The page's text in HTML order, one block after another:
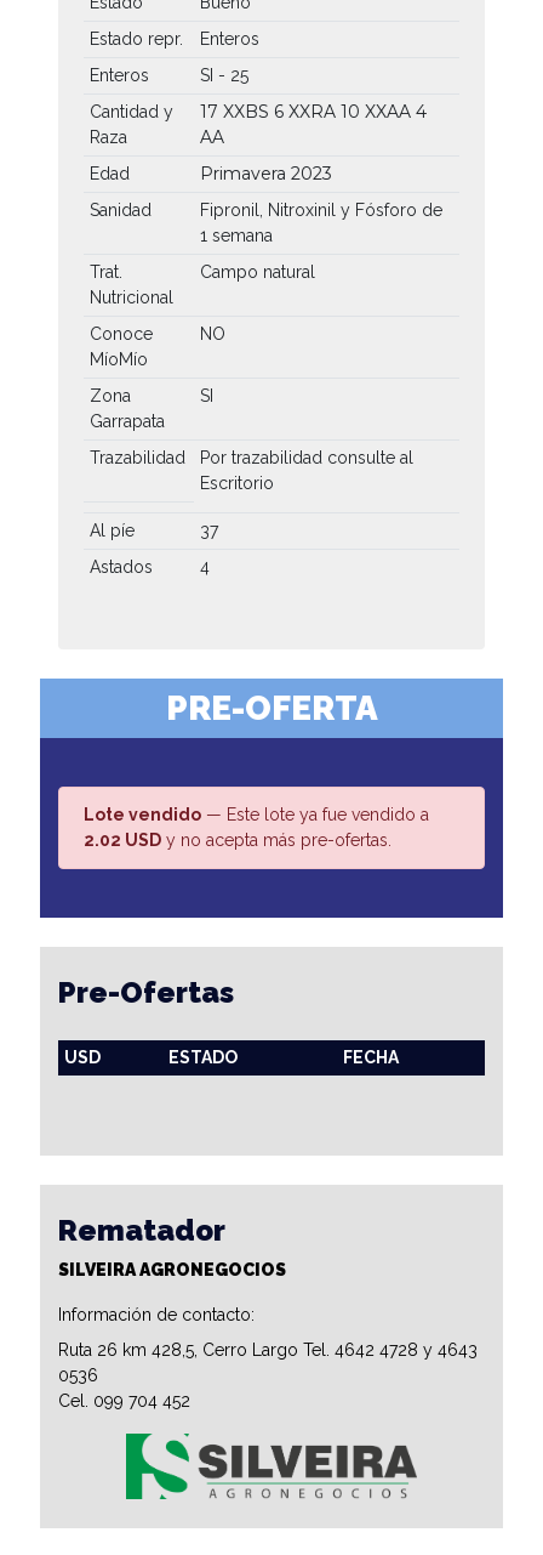
Estado repr.
Enteros
Enteros
SI - 25
Cantidad y
Raza
17 XXBS 6 XXRA 10 XXAA 4
AA
Edad Primavera 2023
Sanidad
Fipronil, Nitroxinil y Fósforo de
1 semana
Trat.
Nutricional
Campo natural
Conoce
MíoMío
NO
Zona
Garrapata
SI
Trazabilidad
Por trazabilidad consulte al
Escritorio
Al píe
37
Astados
4
PRE-OFERTA
Lote vendido — Este lote ya fue vendido a
2.02 USD y no acepta más pre-ofertas.
Pre-Ofertas
USD ESTADO FECHA
Rematador
SILVEIRA AGRONEGOCIOS
Información de contacto:
Ruta 26 km 428,5, Cerro Largo Tel. 4642 4728 y 4643
0536
Cel. 099 704 452